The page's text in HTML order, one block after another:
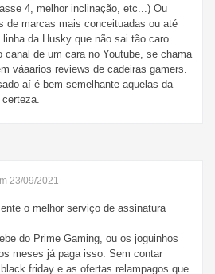
4, melhor inclinação, etc...) Ou
de marcas mais conceituadas ou até
da Husky que não sai tão caro.
canal de um cara no Youtube, se chama
váaarios reviews de cadeiras gamers.
aí é bem semelhante aquelas da
23/09/2021
o melhor serviço de assinatura
do Prime Gaming, ou os joguinhos
meses já paga isso. Sem contar
friday e as ofertas relampagos que